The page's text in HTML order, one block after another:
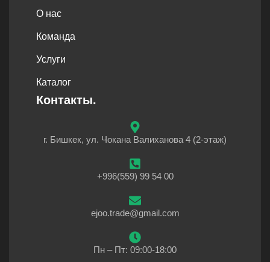
О нас
Команда
Услуги
Каталог
Контакты.
г. Бишкек, ул. Чокана Валиханова 4 (2-этаж)
+996(559) 99 54 00
ejoo.trade@gmail.com
Пн – Пт: 09:00-18:00